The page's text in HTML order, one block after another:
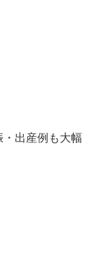
出産例も大幅